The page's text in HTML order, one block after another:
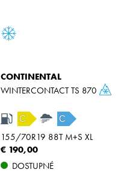
CONTINENTAL
WINTERCONTACT TS 870
C C
155/70R19 88T M+S XL
€ 190,00
DOSTUPNÉ